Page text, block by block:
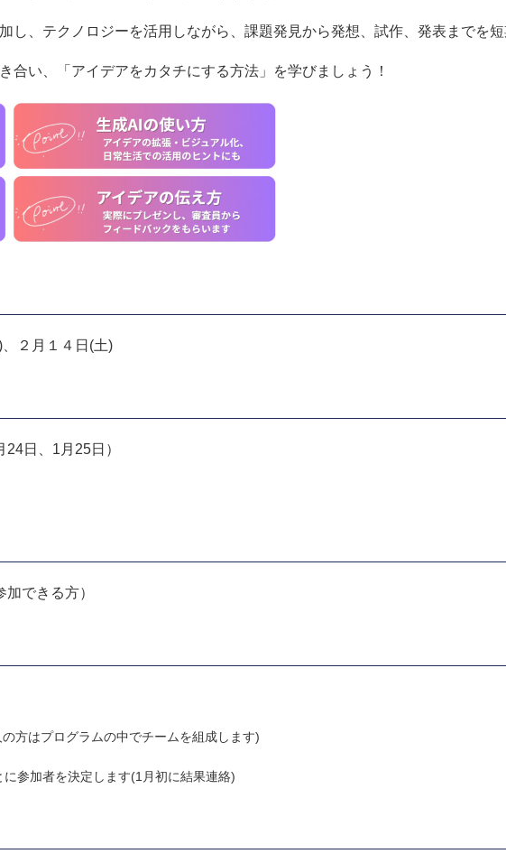
し、テクノロジーを活用しながら、課題発見から発想、試作、発表までを短
合い、「アイデアをカタチにする方法」を学びましょう！
２月１４日(土)
日、1月25日）
できる方）
方はプログラムの中でチームを組成します)
参加者を決定します(1月初に結果連絡)